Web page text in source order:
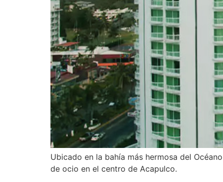
Ubicado en la bahía más hermosa del
de ocio en el centro de Acapulco.